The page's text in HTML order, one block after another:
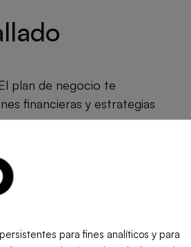
plan de negocio te
financieras y estrategias
de tus clientes.para fines analíticos y para